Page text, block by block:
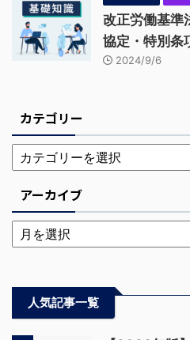
改正労働基準
協定・特別条
2024/9/6
カテゴリー
アーカイブ
人気記事一覧